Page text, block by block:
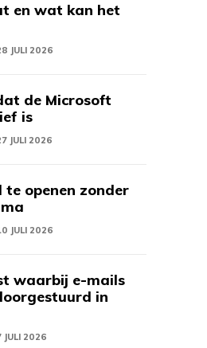
en wat kan het
JULI 2026
de Microsoft
is
JULI 2026
te openen zonder
JULI 2026
waarbij e-mails
in
JULI 2026